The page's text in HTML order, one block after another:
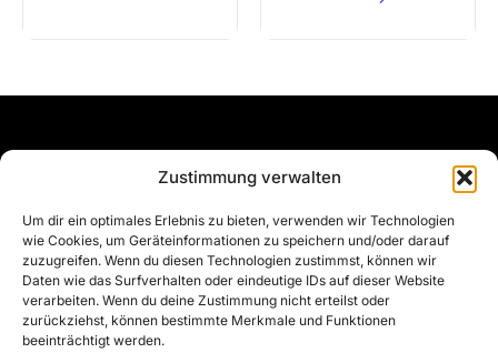
Zustimmung verwalten
Um dir ein optimales Erlebnis zu bieten, verwenden wir Technologien
wie Cookies, um Geräteinformationen zu speichern und/oder darauf
zuzugreifen. Wenn du diesen Technologien zustimmst, können wir
Daten wie das Surfverhalten oder eindeutige IDs auf dieser Website
verarbeiten. Wenn du deine Zustimmung nicht erteilst oder
zurückziehst, können bestimmte Merkmale und Funktionen
beeinträchtigt werden.
Sie Ihre
Dateien
jederzeit
und von
überall
Navigati
Preise
Verschlüsselung
Lösungen
Kontakt
Vergleic
Microsoft
OneDrive
Rechtlic
Impressum
Nutzungs-
bedingungen
Datenschutz-